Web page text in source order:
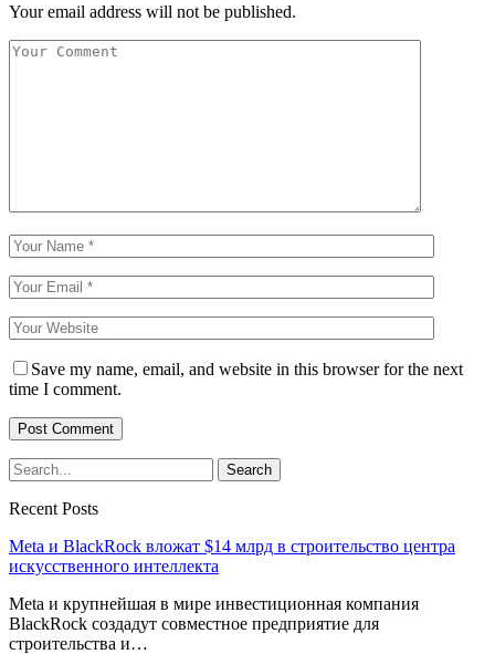
Your email address will not be published.
Save my name, email, and website in this browser for the next
time I comment.
Recent Posts
Meta и BlackRock вложат $14 млрд в строительство центра
искусственного интеллекта
Meta и крупнейшая в мире инвестиционная компания
BlackRock создадут совместное предприятие для
строительства и…